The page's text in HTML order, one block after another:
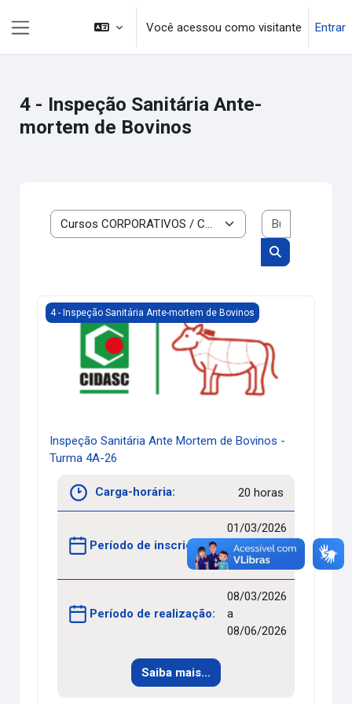
Ir para o conteúdo principal
Você acessou como visitante Entrar
4 - Inspeção Sanitária Ante-
mortem de Bovinos
Categorias de cursos
Buscar cursos
Inspeção Sanitária Ante Mortem de Bovinos - Turma 4A-26
4 - Inspeção Sanitária Ante-mortem de Bovinos
Inspeção Sanitária Ante Mortem de Bovinos -
Turma 4A-26
Carga-horária: 20 horas
Período de inscrições:
01/03/2026
15/04/2026
Período de realização:
08/03/2026
a
08/06/2026
Saiba mais...